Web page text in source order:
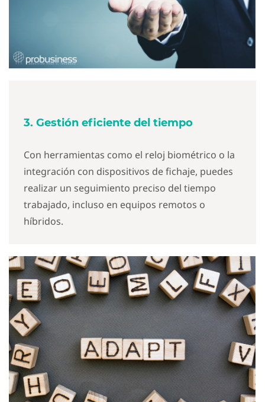
3. Gestión eficiente del tiempo
Con herramientas como el reloj biométrico o la
integración con dispositivos de fichaje, puedes
realizar un seguimiento preciso del tiempo
trabajado, incluso en equipos remotos o
híbridos.